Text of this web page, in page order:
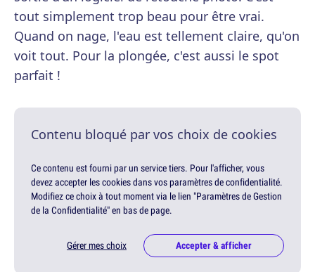
tout simplement trop beau pour être vrai.
Quand on nage, l'eau est tellement claire, qu'on
voit tout. Pour la plongée, c'est aussi le spot
parfait !
Contenu bloqué par vos choix de cookies
Ce contenu est fourni par un service tiers. Pour l'afficher, vous
devez accepter les cookies dans vos paramètres de confidentialité.
Modifiez ce choix à tout moment via le lien "Paramètres de Gestion
de la Confidentialité" en bas de page.
Gérer mes choix Accepter & afficher